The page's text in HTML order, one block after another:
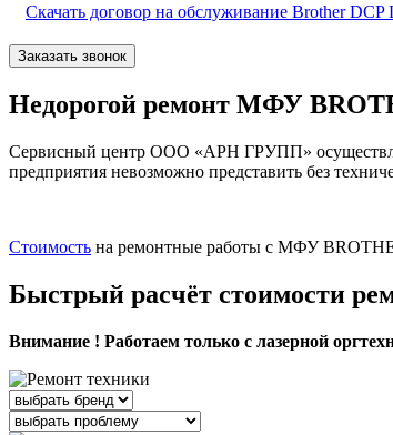
Скачать договор на обслуживание Brother DCP
Заказать звонок
Недорогой ремонт МФУ
Сервисный центр ООО «АРН ГРУПП»
предприятия невозможно представить без
Стоимость на ремонтные работы с МФУ
Быстрый расчёт стоимости
Внимание ! Работаем только с лазерной